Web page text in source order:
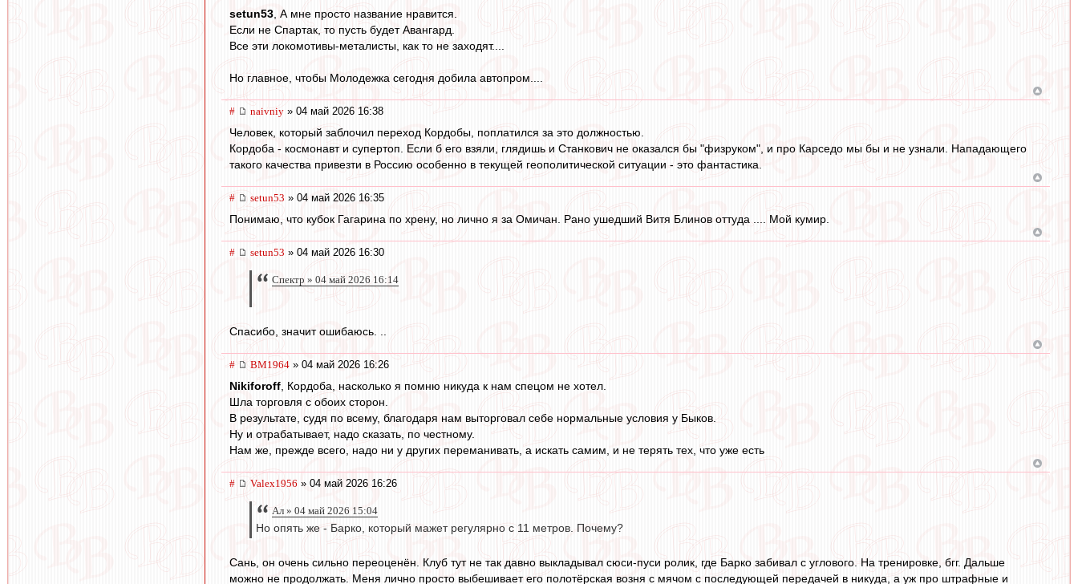
setun53, А мне просто название нравится.
Если не Спартак, то пусть будет Авангард.
Все эти локомотивы-металисты, как то не заходят....
Но главное, чтобы Молодежка сегодня добила автопром....
# naivniy » 04 май 2026 16:38
Человек, который заблочил переход Кордобы, поплатился за это должностью.
Кордоба - космонавт и супертоп. Если б его взяли, глядишь и Станкович не оказался бы "физруком", и про Карседо мы бы и не узнали. Нападающего
такого качества привезти в Россию особенно в текущей геополитической ситуации - это фантастика.
# setun53 » 04 май 2026 16:35
Понимаю, что кубок Гагарина по хрену, но лично я за Омичан. Рано ушедший Витя Блинов оттуда .... Мой кумир.
# setun53 » 04 май 2026 16:30
Спектр » 04 май 2026 16:14
Спасибо, значит ошибаюсь. ..
# BM1964 » 04 май 2026 16:26
Nikiforoff , Кордоба, насколько я помню никуда к нам спецом не хотел.
Шла торговля с обоих сторон.
В результате, судя по всему, благодаря нам выторговал себе нормальные условия у Быков.
Ну и отрабатывает, надо сказать, по честному.
Нам же, прежде всего, надо ни у других переманивать, а искать самим, и не терять тех, что уже есть
# Valex1956 » 04 май 2026 16:26
Ал » 04 май 2026 15:04
Но опять же - Барко, который мажет регулярно с 11 метров. Почему?
Сань, он очень сильно переоценён. Клуб тут не так давно выкладывал сюси-пуси ролик, где Барко забивал с углового. На тренировке, бгг. Дальше
можно не продолжать. Меня лично просто выбешивает его полотёрская возня с мячом с последующей передачей в никуда, а уж про штрафные и